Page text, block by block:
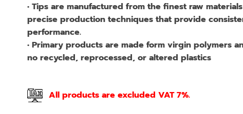
• Tips are manufactured from the finest raw
precise production techniques that provide
performance.
• Primary products are made form virgin polymers
no recycled, reprocessed, or altered plastics
All products are excluded VAT 7%.